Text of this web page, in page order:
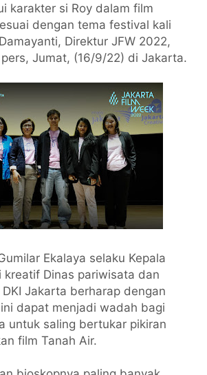
karakter si Roy dalam film
dengan tema festival kali
Direktur JFW 2022,
Jumat, (16/9/22) di Jakarta.
Ekalaya selaku Kepala
kreatif Dinas pariwisata dan
Jakarta berharap dengan
dapat menjadi wadah bagi
untuk saling bertukar pikiran
film Tanah Air.